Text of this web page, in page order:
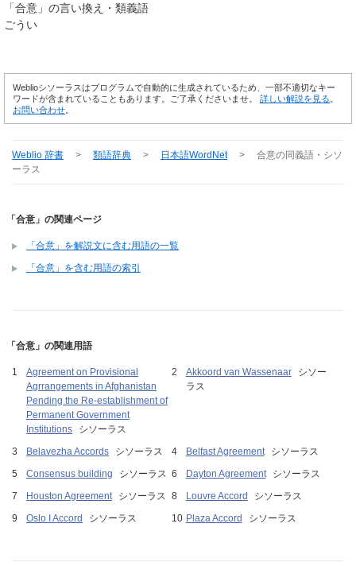
「合意 」の言い換え・類義語
ごうい
Weblioシソーラスはプログラムで自動的に生成されているため、一部不適切なキー
ワードが含まれていることもあります。ご了承くださいませ。 詳しい解説を見る
お問い合わせ
Weblio 辞書 > 類語辞典 > 日本語WordNet > 合意の同義語・シソ
ーラス
「合意」の関連ページ
「合意」を解説文に含む用語の一覧
「合意」を含む用語の索引
「合意」の関連用語
Agreement on Provisional
Agrrangements in Afghanistan
Pending the Re-establishment of
Permanent Government
Institutions
シソーラス
Akkoord van Wassenaar
シソー
ラス
Belavezha Accords シソーラス Belfast Agreement
シソーラス
Consensus building
シソーラス Dayton Agreement
シソーラス
Houston Agreement
シソーラス Louvre Accord
シソーラス
Oslo I Accord
シソーラス Plaza Accord シソーラス